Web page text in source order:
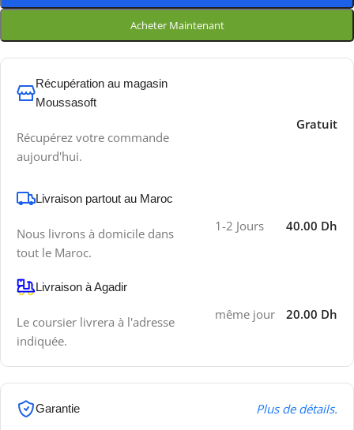
Acheter Maintenant
Récupération au magasin
Moussasoft
Récupérez votre commande
aujourd'hui.
Gratuit
Livraison partout au Maroc
Nous livrons à domicile dans
tout le Maroc.
1-2 Jours 40.00 Dh
Livraison à Agadir
Le coursier livrera à l'adresse
indiquée.
même jour 20.00 Dh
Garantie Plus de détails.